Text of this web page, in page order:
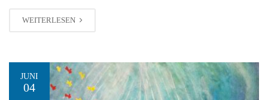
WEITERLESEN
JUNI
04